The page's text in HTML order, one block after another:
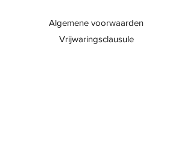
Algemene voorwaarden
Vrijwaringsclausule